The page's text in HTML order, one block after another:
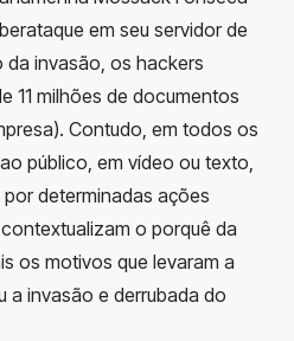
em seu servidor de
invasão, os hackers
11 milhões de documentos
Contudo, em todos os
público, em vídeo ou texto,
determinadas ações
o porquê da
os motivos que levaram a
a invasão e derrubada do